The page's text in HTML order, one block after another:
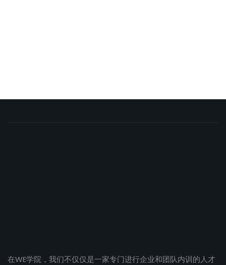
在WE学院，我们不仅仅是一家专门进行企业和团队内训的人才